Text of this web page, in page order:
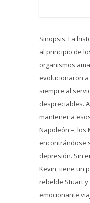
Sinopsis: La
al principio de
organismos
evolucionaron
siempre al
despreciables.
mantener a
Napoleón –, los
encontrándose
depresión. Sin
Kevin, tiene un
rebelde Stuart
emocionante